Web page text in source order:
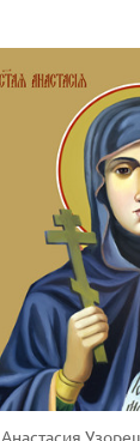
Анастасия